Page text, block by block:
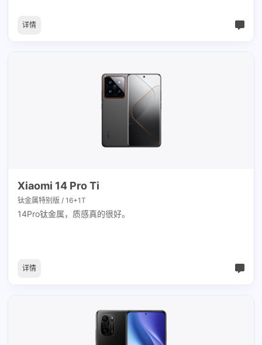
详情
Xiaomi 14 Pro Ti
钛金属特别版 / 16+1T
14Pro钛金属，质感真的很好。
详情